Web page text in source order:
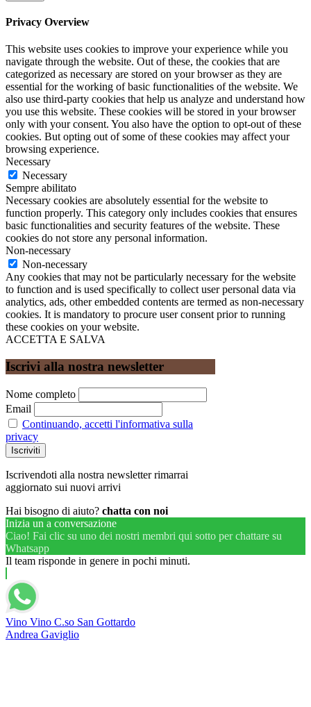
Privacy Overview
This website uses cookies to improve your experience while you
navigate through the website. Out of these, the cookies that are
categorized as necessary are stored on your browser as they are
essential for the working of basic functionalities of the website. We
also use third-party cookies that help us analyze and understand how
you use this website. These cookies will be stored in your browser
only with your consent. You also have the option to opt-out of these
cookies. But opting out of some of these cookies may affect your
browsing experience.
Necessary
Necessary
Sempre abilitato
Necessary cookies are absolutely essential for the website to
function properly. This category only includes cookies that ensures
basic functionalities and security features of the website. These
cookies do not store any personal information.
Non-necessary
Non-necessary
Any cookies that may not be particularly necessary for the website
to function and is used specifically to collect user personal data via
analytics, ads, other embedded contents are termed as non-necessary
cookies. It is mandatory to procure user consent prior to running
these cookies on your website.
ACCETTA E SALVA
Iscrivi alla nostra newsletter
Nome completo
Email
Continuando, accetti l'informativa sulla
privacy
Iscrivendoti alla nostra newsletter rimarrai
aggiornato sui nuovi arrivi
Hai bisogno di aiuto? chatta con noi
Inizia un a conversazione
Ciao! Fai clic su uno dei nostri membri qui sotto per chattare su
Whatsapp
Il team risponde in genere in pochi minuti.
Vino Vino C.so San Gottardo
Andrea Gaviglio